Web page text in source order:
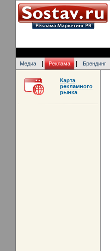
Медиа Реклама Брендинг
Карта
рекламного
рынка